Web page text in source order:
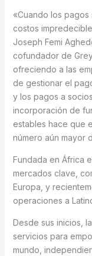
«Cuando los pagos
costos
Joseph Femi
cofundador de
ofreciendo a las
de gestionar el
y los pagos a
incorporación de
estables hace que
número aún mayor
Fundada en África
mercados clave,
Europa, y
operaciones a
Desde sus inicios,
servicios para
mundo,